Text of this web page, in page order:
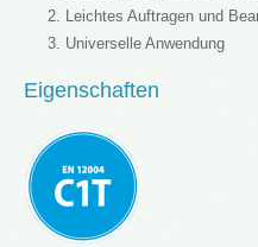
Leichtes Auftragen und
Universelle Anwendung
Eigenschaften